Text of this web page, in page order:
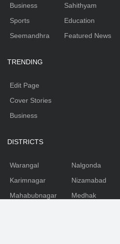
Business
Sports
Seemandhra
Sahithyam
Education
Featured News
TRENDING
Edit Page
Cover Stories
Business
DISTRICTS
Warangal
Karimnagar
Mahabubnagar
Nalgonda
Nizamabad
Medhak